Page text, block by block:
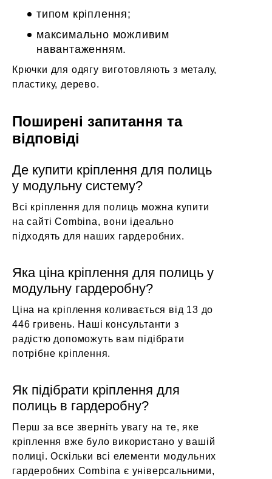
типом кріплення;
максимально можливим
навантаженням.
Крючки для одягу виготовляють з металу,
пластику, дерево.
Поширені запитання та
відповіді
Де купити кріплення для полиць
у модульну систему?
Всі кріплення для полиць можна купити
на сайті Combina, вони ідеально
підходять для наших гардеробних.
Яка ціна кріплення для полиць у
модульну гардеробну?
Ціна на кріплення коливається від 13 до
446 гривень. Наші консультанти з
радістю допоможуть вам підібрати
потрібне кріплення.
Як підібрати кріплення для
полиць в гардеробну?
Перш за все зверніть увагу на те, яке
кріплення вже було використано у вашій
полиці. Оскільки всі елементи модульних
гардеробних Combina є універсальними,